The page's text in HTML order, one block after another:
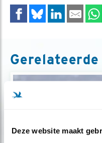
Deze website maakt